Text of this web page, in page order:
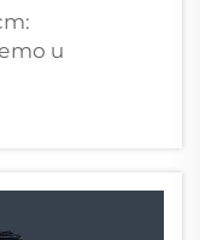
и
и водно
машини с